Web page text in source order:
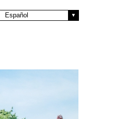
Español